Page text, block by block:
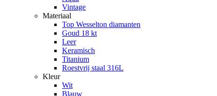
Vintage
Materiaal
Top Wesselton diamanten
Goud 18 kt
Leer
Keramisch
Titanium
Roestvrij staal 316L
Kleur
Wit
Blauw